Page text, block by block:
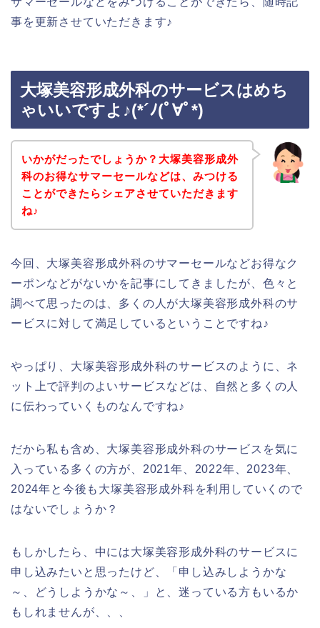
事を更新させていただきます♪
大塚美容形成外科のサービスはめち
ゃいいですよ♪(*´ﾉ(ﾟ∀ﾟ*)
いかがだったでしょうか？大塚美容形成外
科のお得なサマーセールなどは、みつける
ことができたらシェアさせていただきます
ね♪
今回、大塚美容形成外科のサマーセールなどお得なク
ーポンなどがないかを記事にしてきましたが、色々と
調べて思ったのは、多くの人が大塚美容形成外科のサ
ービスに対して満足しているということですね♪
やっぱり、大塚美容形成外科のサービスのように、ネ
ット上で評判のよいサービスなどは、自然と多くの人
に伝わっていくものなんですね♪
だから私も含め、大塚美容形成外科のサービスを気に
入っている多くの方が、2021年、2022年、2023年、
2024年と今後も大塚美容形成外科を利用していくので
はないでしょうか？
もしかしたら、中には大塚美容形成外科のサービスに
申し込みたいと思ったけど、「申し込みしようかな
～、どうしようかな～、」と、迷っている方もいるか
もしれませんが、、、